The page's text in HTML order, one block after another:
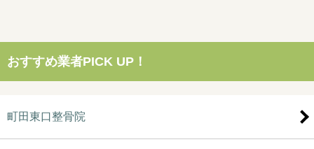
おすすめ業者PICK UP！
町田東口整骨院